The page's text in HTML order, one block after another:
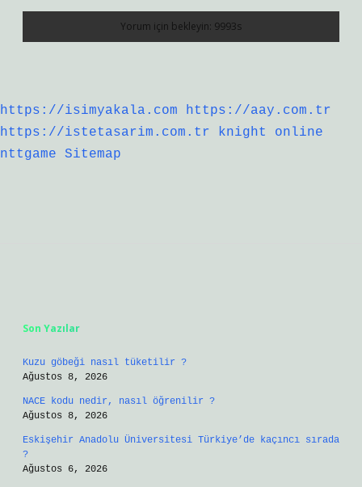
https://isimyakala.com
https://aay.com.tr
https://istetasarim.com.tr
knight online
nttgame
Sitemap
Son Yazılar
Kuzu göbeği nasıl tüketilir ?
Ağustos 8, 2026
NACE kodu nedir, nasıl öğrenilir ?
Ağustos 8, 2026
Eskişehir Anadolu Üniversitesi Türkiye’de kaçıncı sırada
?
Ağustos 6, 2026